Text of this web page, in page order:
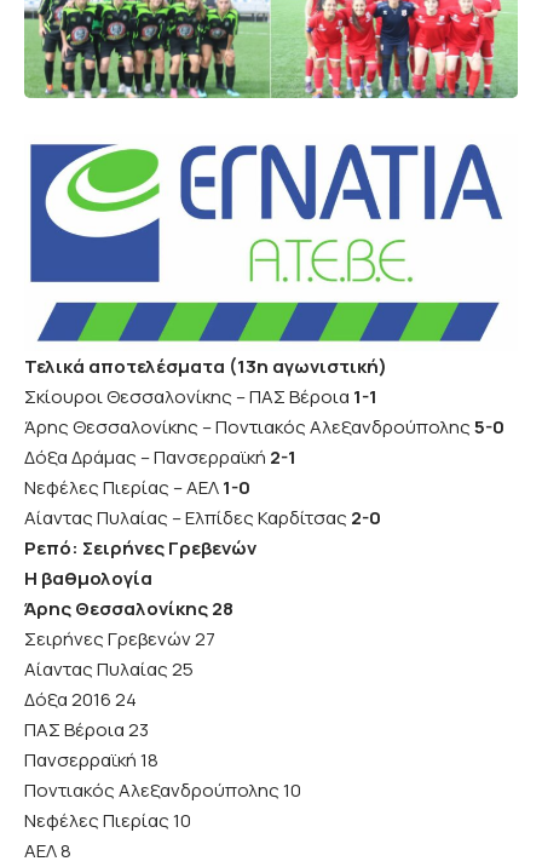
Τελικά αποτελέσματα (13η αγωνιστική)
Σκίουροι Θεσσαλονίκης – ΠΑΣ Βέροια 1-1
Άρης Θεσσαλονίκης – Ποντιακός Αλεξανδρούπολης5-0
Δόξα Δράμας – Πανσερραϊκή 2-1
Νεφέλες Πιερίας – ΑΕΛ1-0
Αίαντας Πυλαίας – Ελπίδες Καρδίτσας 2-0
Ρεπό: Σειρήνες Γρεβενών
Η βαθμολογία
Άρης Θεσσαλονίκης 28
Σειρήνες Γρεβενών 27
Αίαντας Πυλαίας 25
Δόξα 2016 24
ΠΑΣ Βέροια 23
Πανσερραϊκή 18
Ποντιακός Αλεξανδρούπολης 10
Νεφέλες Πιερίας 10
ΑΕΛ 8